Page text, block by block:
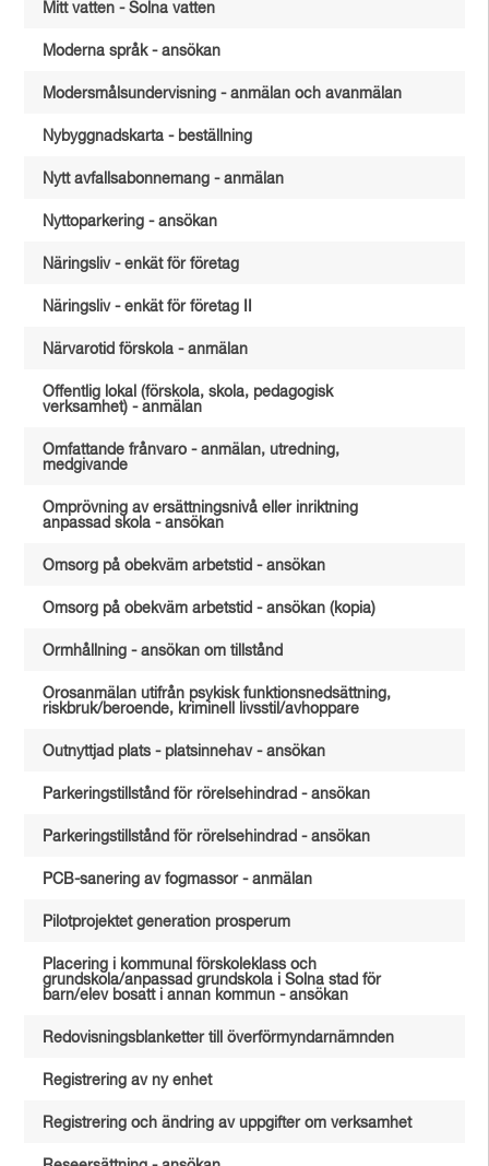
Mitt vatten - Solna vatten
Moderna språk - ansökan
Modersmålsundervisning - anmälan och avanmälan
Nybyggnadskarta - beställning
Nytt avfallsabonnemang - anmälan
Nyttoparkering - ansökan
Näringsliv - enkät för företag
Näringsliv - enkät för företag II
Närvarotid förskola - anmälan
Offentlig lokal (förskola, skola, pedagogisk
verksamhet) - anmälan
Omfattande frånvaro - anmälan, utredning,
medgivande
Omprövning av ersättningsnivå eller inriktning
anpassad skola - ansökan
Omsorg på obekväm arbetstid - ansökan
Omsorg på obekväm arbetstid - ansökan (kopia)
Ormhållning - ansökan om tillstånd
Orosanmälan utifrån psykisk funktionsnedsättning,
riskbruk/beroende, kriminell livsstil/avhoppare
Outnyttjad plats - platsinnehav - ansökan
Parkeringstillstånd för rörelsehindrad - ansökan
Parkeringstillstånd för rörelsehindrad - ansökan
PCB-sanering av fogmassor - anmälan
Pilotprojektet generation prosperum
Placering i kommunal förskoleklass och
grundskola/anpassad grundskola i Solna stad för
barn/elev bosatt i annan kommun - ansökan
Redovisningsblanketter till överförmyndarnämnden
Registrering av ny enhet
Registrering och ändring av uppgifter om verksamhet